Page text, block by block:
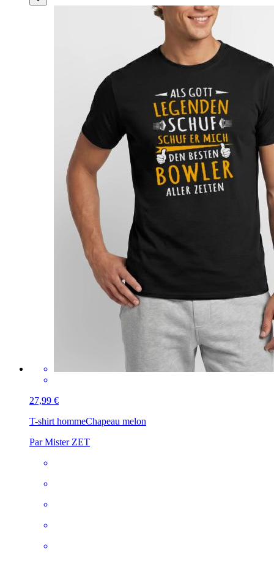
27,99 €
T-shirt hommeChapeau melon
Par Mister ZET